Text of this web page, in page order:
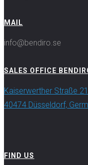
MAIL
info@bendiro.se
SALES OFFICE
Kaiserwerther Straße
40474 Düsseldorf,
FIND US